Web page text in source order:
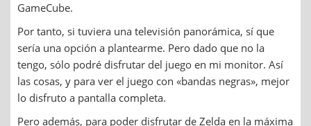
GameCube.
Por tanto, si tuviera una televisión panorámica, sí que
sería una opción a plantearme. Pero dado que no la
tengo, sólo podré disfrutar del juego en mi monitor. Así
las cosas, y para ver el juego con «bandas negras», mejor
lo disfruto a pantalla completa.
Pero además, para poder disfrutar de Zelda en la máxima